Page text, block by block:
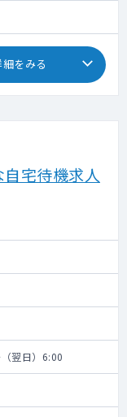
細をみる
宅待機求人
翌日）6:00